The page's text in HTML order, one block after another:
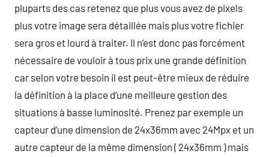
pluparts des cas retenez que plus vous avez de pixels
plus votre image sera détaillée mais plus votre fichier
sera gros et lourd à traiter. Il n’est donc pas forcément
nécessaire de vouloir à tous prix une grande définition
car selon votre besoin il est peut-être mieux de réduire
la définition à la place d’une meilleure gestion des
situations à basse luminosité. Prenez par exemple un
capteur d’une dimension de 24x36mm avec 24Mpx et un
autre capteur de la même dimension ( 24x36mm ) mais